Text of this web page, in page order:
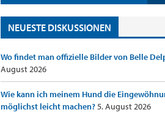
NEUESTE DISKUSSIONEN
Wo findet man offizielle Bilder von Belle
August 2026
Wie kann ich meinem Hund die
möglichst leicht machen?5. August 2026